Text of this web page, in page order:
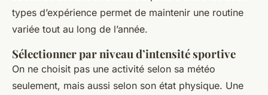
types d’expérience permet de maintenir une routine
variée tout au long de l’année.
Sélectionner par niveau d’intensité sportive
On ne choisit pas une activité selon sa météo
seulement, mais aussi selon son état physique. Une